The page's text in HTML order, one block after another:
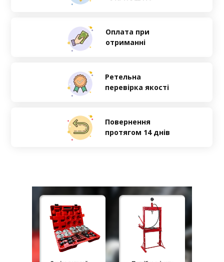
Оплата при
отриманні
Ретельна
перевірка якості
Повернення
протягом 14 днів